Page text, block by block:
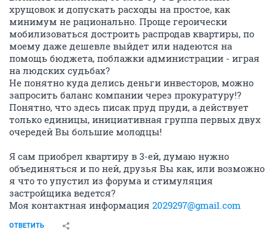
хрущовок и допускать расходы на простое, как
минимум не рационально. Проще героически
мобилизоваться достроить распродав квартиры, по
моему даже дешевле выйдет или надеются на
помощь бюджета, поблажки администрации - играя
на людских судьбах?
Не понятно куда делись деньги инвесторов, можно
запросить баланс компании через прокуратуру!?
Понятно, что здесь писак пруд пруди, а действует
только единицы, инициативная группа первых двух
очередей Вы большие молодцы!
Я сам приобрел квартиру в 3-ей, думаю нужно
объединяться и по ней, друзья Вы как, или возможно
я что то упустил из форума и стимуляция
застройщика ведется?
Моя контактная информация 2029297@gmail.com
ОТВЕТИТЬ